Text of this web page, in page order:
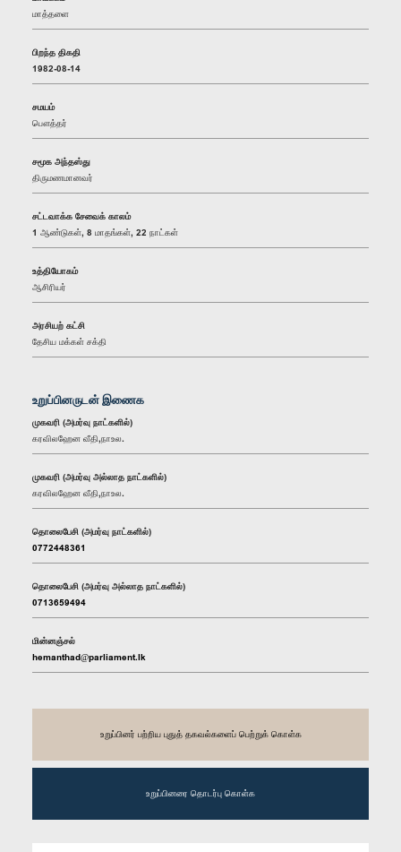
மாத்தளை
பிறந்த திகதி
1982-08-14
சமயம்
பௌத்தர்
சமூக அந்தஸ்து
திருமணமானவர்
சட்டவாக்க சேவைக் காலம்
1 ஆண்டுகள், 8 மாதங்கள், 22 நாட்கள்
உத்தியோகம்
ஆசிரியர்
அரசியற் கட்சி
தேசிய மக்கள் சக்தி
உறுப்பினருடன் இணைக
முகவரி (அமர்வு நாட்களில்)
கரவிலஹேன வீதி,நாஉல.
முகவரி (அமர்வு அல்லாத நாட்களில்)
கரவிலஹேன வீதி,நாஉல.
தொலைபேசி (அமர்வு நாட்களில்)
0772448361
தொலைபேசி (அமர்வு அல்லாத நாட்களில்)
0713659494
மின்னஞ்சல்
hemanthad@parliament.lk
உறுப்பினர் பற்றிய புதுத் தகவல்களைப் பெற்றுக் கொள்க
உறுப்பினரை தொடர்பு கொள்க